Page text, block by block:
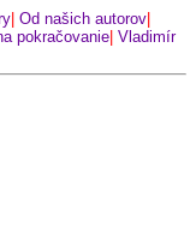
| Od našich autorov|
pokračovanie Vladimír